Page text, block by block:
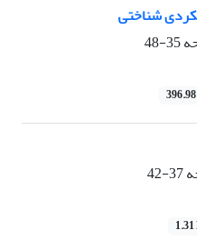
شناختی
35-48
37-42